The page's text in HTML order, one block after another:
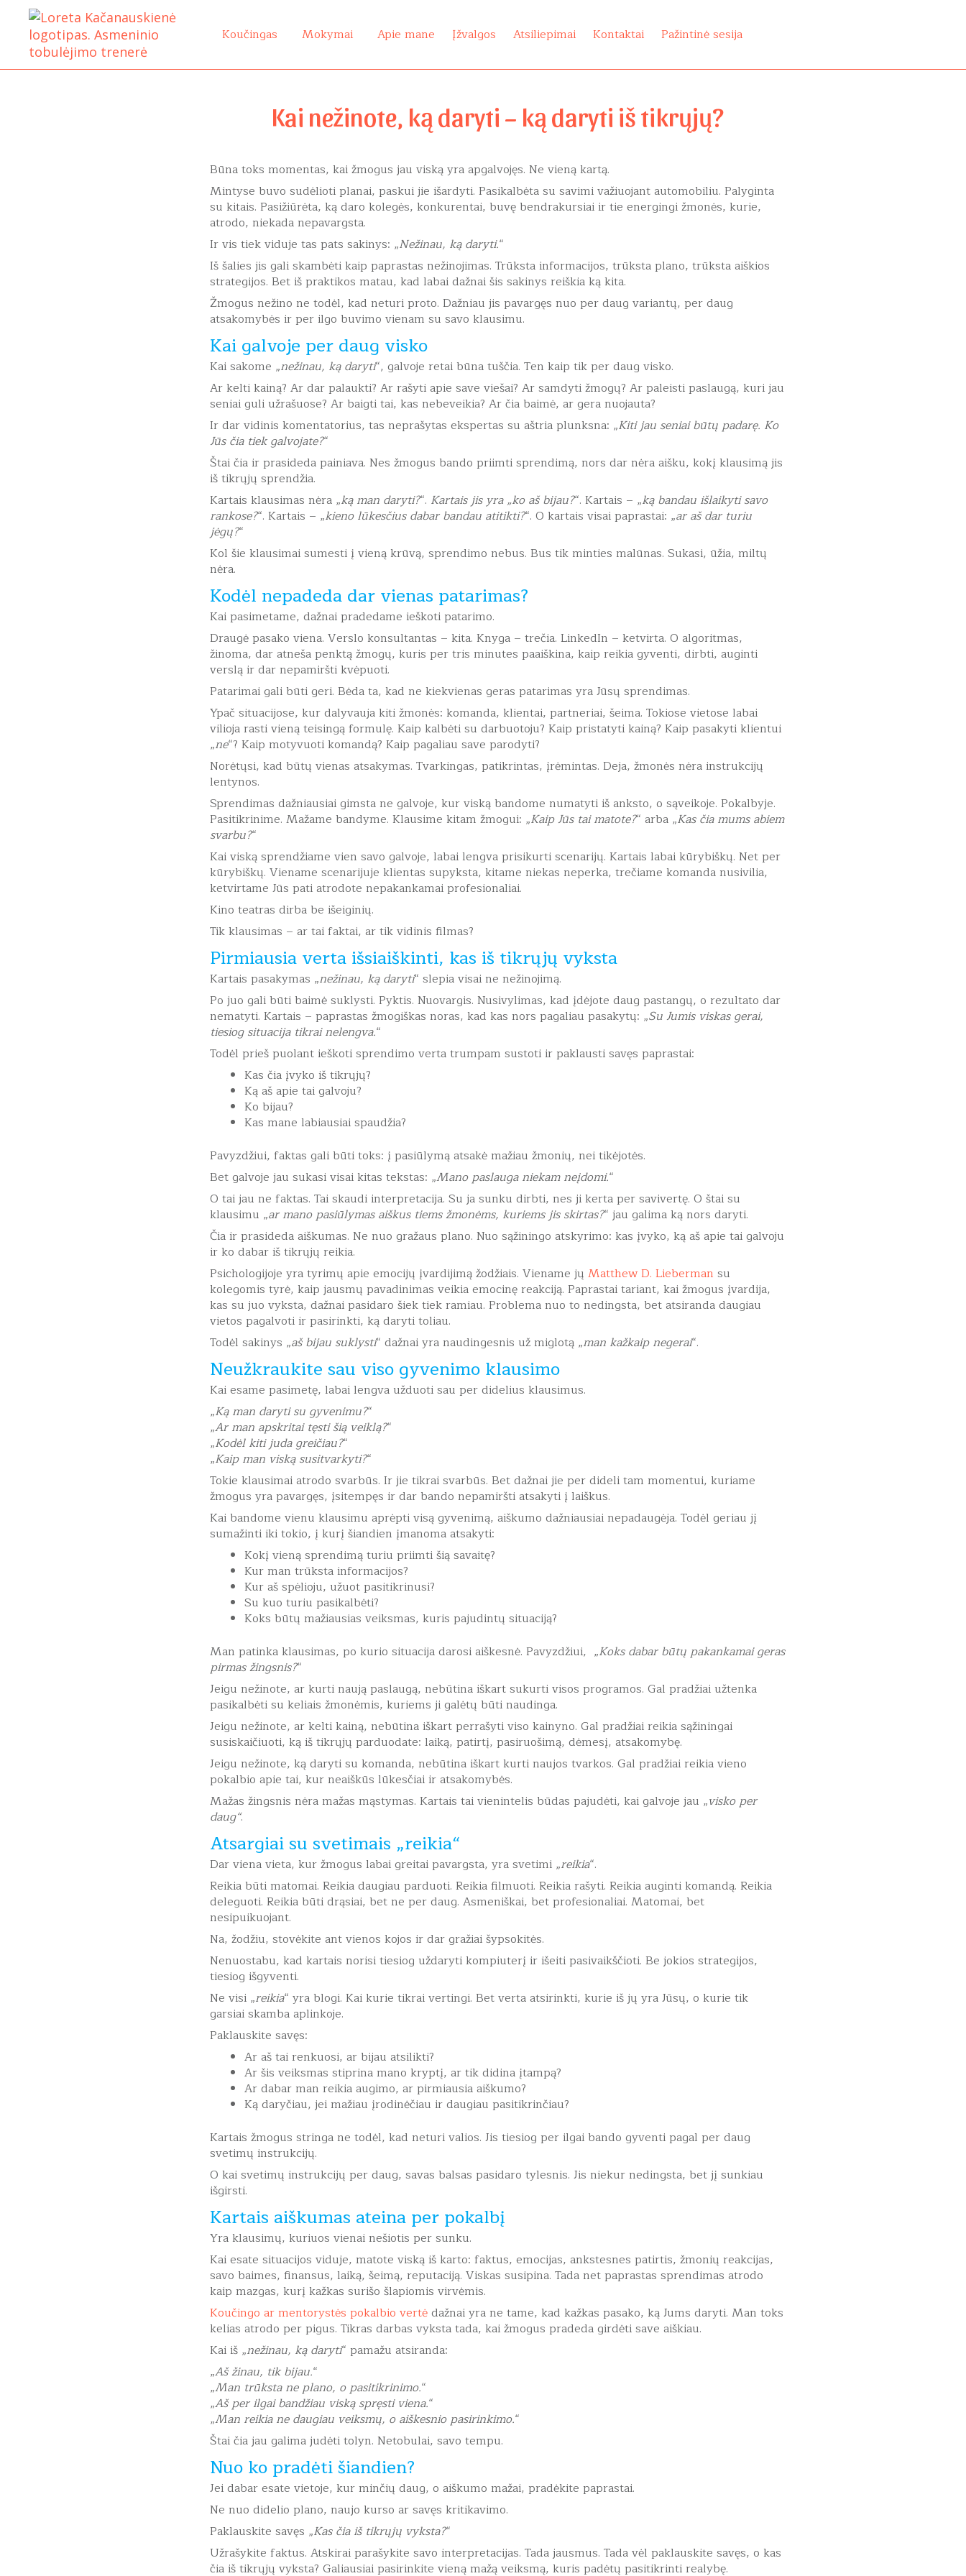
Pereiti
turinio
Koučingas Mokymai Apie mane Įžvalgos Atsiliepimai Kontaktai Pažintinė sesija
Kai nežinote, ką daryti – ką daryti iš tikrųjų?
Būna toks momentas, kai žmogus jau viską yra apgalvojęs. Ne vieną kartą.
Mintyse buvo sudėlioti planai, paskui jie išardyti. Pasikalbėta su savimi važiuojant automobiliu. Palyginta
su kitais. Pasižiūrėta, ką daro kolegės, konkurentai, buvę bendrakursiai ir tie energingi žmonės, kurie,
atrodo, niekada nepavargsta.
Ir vis tiek viduje tas pats sakinys: „Nežinau, ką daryti.“
Iš šalies jis gali skambėti kaip paprastas nežinojimas. Trūksta informacijos, trūksta plano, trūksta aiškios
strategijos. Bet iš praktikos matau, kad labai dažnai šis sakinys reiškia ką kita.
Žmogus nežino ne todėl, kad neturi proto. Dažniau jis pavargęs nuo per daug variantų, per daug
atsakomybės ir per ilgo buvimo vienam su savo klausimu.
Kai galvoje per daug visko
Kai sakome „nežinau, ką daryti“, galvoje retai būna tuščia. Ten kaip tik per daug visko.
Ar kelti kainą? Ar dar palaukti? Ar rašyti apie save viešai? Ar samdyti žmogų? Ar paleisti paslaugą, kuri jau
seniai guli užrašuose? Ar baigti tai, kas nebeveikia? Ar čia baimė, ar gera nuojauta?
Ir dar vidinis komentatorius, tas neprašytas ekspertas su aštria plunksna: „Kiti jau seniai būtų padarę. Ko
Jūs čia tiek galvojate?“
Štai čia ir prasideda painiava. Nes žmogus bando priimti sprendimą, nors dar nėra aišku, kokį klausimą jis
iš tikrųjų sprendžia.
Kartais klausimas nėra „ką man daryti?“. Kartais jis yra „ko aš bijau?“. Kartais – „ką bandau išlaikyti savo
rankose?“. Kartais – „kieno lūkesčius dabar bandau atitikti?“. O kartais visai paprastai: „ar aš dar turiu
jėgų?“
Kol šie klausimai sumesti į vieną krūvą, sprendimo nebus. Bus tik minties malūnas. Sukasi, ūžia, miltų
nėra.
Kodėl nepadeda dar vienas patarimas?
Kai pasimetame, dažnai pradedame ieškoti patarimo.
Draugė pasako viena. Verslo konsultantas – kita. Knyga – trečia. LinkedIn – ketvirta. O algoritmas,
žinoma, dar atneša penktą žmogų, kuris per tris minutes paaiškina, kaip reikia gyventi, dirbti, auginti
verslą ir dar nepamiršti kvėpuoti.
Patarimai gali būti geri. Bėda ta, kad ne kiekvienas geras patarimas yra Jūsų sprendimas.
Ypač situacijose, kur dalyvauja kiti žmonės: komanda, klientai, partneriai, šeima. Tokiose vietose labai
vilioja rasti vieną teisingą formulę. Kaip kalbėti su darbuotoju? Kaip pristatyti kainą? Kaip pasakyti klientui
„ne“? Kaip motyvuoti komandą? Kaip pagaliau save parodyti?
Norėtųsi, kad būtų vienas atsakymas. Tvarkingas, patikrintas, įrėmintas. Deja, žmonės nėra instrukcijų
lentynos.
Sprendimas dažniausiai gimsta ne galvoje, kur viską bandome numatyti iš anksto, o sąveikoje. Pokalbyje.
Pasitikrinime. Mažame bandyme. Klausime kitam žmogui: „Kaip Jūs tai matote?“ arba „Kas čia mums abiem
svarbu?“
Kai viską sprendžiame vien savo galvoje, labai lengva prisikurti scenarijų. Kartais labai kūrybiškų. Net per
kūrybiškų. Viename scenarijuje klientas supyksta, kitame niekas neperka, trečiame komanda nusivilia,
ketvirtame Jūs pati atrodote nepakankamai profesionaliai.
Kino teatras dirba be išeiginių.
Tik klausimas – ar tai faktai, ar tik vidinis filmas?
Pirmiausia verta išsiaiškinti, kas iš tikrųjų vyksta
Kartais pasakymas „nežinau, ką daryti“ slepia visai ne nežinojimą.
Po juo gali būti baimė suklysti. Pyktis. Nuovargis. Nusivylimas, kad įdėjote daug pastangų, o rezultato dar
nematyti. Kartais – paprastas žmogiškas noras, kad kas nors pagaliau pasakytų: „Su Jumis viskas gerai,
tiesiog situacija tikrai nelengva.“
Todėl prieš puolant ieškoti sprendimo verta trumpam sustoti ir paklausti savęs paprastai:
Kas čia įvyko iš tikrųjų?
Ką aš apie tai galvoju?
Ko bijau?
Kas mane labiausiai spaudžia?
Pavyzdžiui, faktas gali būti toks: į pasiūlymą atsakė mažiau žmonių, nei tikėjotės.
Bet galvoje jau sukasi visai kitas tekstas: „Mano paslauga niekam neįdomi.“
O tai jau ne faktas. Tai skaudi interpretacija. Su ja sunku dirbti, nes ji kerta per savivertę. O štai su
klausimu „ar mano pasiūlymas aiškus tiems žmonėms, kuriems jis skirtas?“ jau galima ką nors daryti.
Čia ir prasideda aiškumas. Ne nuo gražaus plano. Nuo sąžiningo atskyrimo: kas įvyko, ką aš apie tai galvoju
ir ko dabar iš tikrųjų reikia.
Psichologijoje yra tyrimų apie emocijų įvardijimą žodžiais. Viename jų Matthew D. Lieberman su
kolegomis tyrė, kaip jausmų pavadinimas veikia emocinę reakciją. Paprastai tariant, kai žmogus įvardija,
kas su juo vyksta, dažnai pasidaro šiek tiek ramiau. Problema nuo to nedingsta, bet atsiranda daugiau
vietos pagalvoti ir pasirinkti, ką daryti toliau.
Todėl sakinys „aš bijau suklysti“ dažnai yra naudingesnis už miglotą „man kažkaip negerai“.
Neužkraukite sau viso gyvenimo klausimo
Kai esame pasimetę, labai lengva užduoti sau per didelius klausimus.
„Ką man daryti su gyvenimu?“
„Ar man apskritai tęsti šią veiklą?“
„Kodėl kiti juda greičiau?“
„Kaip man viską susitvarkyti?“
Tokie klausimai atrodo svarbūs. Ir jie tikrai svarbūs. Bet dažnai jie per dideli tam momentui, kuriame
žmogus yra pavargęs, įsitempęs ir dar bando nepamiršti atsakyti į laiškus.
Kai bandome vienu klausimu aprėpti visą gyvenimą, aiškumo dažniausiai nepadaugėja. Todėl geriau jį
sumažinti iki tokio, į kurį šiandien įmanoma atsakyti:
Kokį vieną sprendimą turiu priimti šią savaitę?
Kur man trūksta informacijos?
Kur aš spėlioju, užuot pasitikrinusi?
Su kuo turiu pasikalbėti?
Koks būtų mažiausias veiksmas, kuris pajudintų situaciją?
Man patinka klausimas, po kurio situacija darosi aiškesnė. Pavyzdžiui, „Koks dabar būtų pakankamai geras
pirmas žingsnis?“
Jeigu nežinote, ar kurti naują paslaugą, nebūtina iškart sukurti visos programos. Gal pradžiai užtenka
pasikalbėti su keliais žmonėmis, kuriems ji galėtų būti naudinga.
Jeigu nežinote, ar kelti kainą, nebūtina iškart perrašyti viso kainyno. Gal pradžiai reikia sąžiningai
susiskaičiuoti, ką iš tikrųjų parduodate: laiką, patirtį, pasiruošimą, dėmesį, atsakomybę.
Jeigu nežinote, ką daryti su komanda, nebūtina iškart kurti naujos tvarkos. Gal pradžiai reikia vieno
pokalbio apie tai, kur neaiškūs lūkesčiai ir atsakomybės.
Mažas žingsnis nėra mažas mąstymas. Kartais tai vienintelis būdas pajudėti, kai galvoje jau „visko per
daug“.
Atsargiai su svetimais „reikia“
Dar viena vieta, kur žmogus labai greitai pavargsta, yra svetimi „reikia“.
Reikia būti matomai. Reikia daugiau parduoti. Reikia filmuoti. Reikia rašyti. Reikia auginti komandą. Reikia
deleguoti. Reikia būti drąsiai, bet ne per daug. Asmeniškai, bet profesionaliai. Matomai, bet
nesipuikuojant.
Na, žodžiu, stovėkite ant vienos kojos ir dar gražiai šypsokitės.
Nenuostabu, kad kartais norisi tiesiog uždaryti kompiuterį ir išeiti pasivaikščioti. Be jokios strategijos,
tiesiog išgyventi.
Ne visi „reikia“ yra blogi. Kai kurie tikrai vertingi. Bet verta atsirinkti, kurie iš jų yra Jūsų, o kurie tik
garsiai skamba aplinkoje.
Paklauskite savęs:
Ar aš tai renkuosi, ar bijau atsilikti?
Ar šis veiksmas stiprina mano kryptį, ar tik didina įtampą?
Ar dabar man reikia augimo, ar pirmiausia aiškumo?
Ką daryčiau, jei mažiau įrodinėčiau ir daugiau pasitikrinčiau?
Kartais žmogus stringa ne todėl, kad neturi valios. Jis tiesiog per ilgai bando gyventi pagal per daug
svetimų instrukcijų.
O kai svetimų instrukcijų per daug, savas balsas pasidaro tylesnis. Jis niekur nedingsta, bet jį sunkiau
išgirsti.
Kartais aiškumas ateina per pokalbį
Yra klausimų, kuriuos vienai nešiotis per sunku.
Kai esate situacijos viduje, matote viską iš karto: faktus, emocijas, ankstesnes patirtis, žmonių reakcijas,
savo baimes, finansus, laiką, šeimą, reputaciją. Viskas susipina. Tada net paprastas sprendimas atrodo
kaip mazgas, kurį kažkas surišo šlapiomis virvėmis.
Koučingo ar mentorystės pokalbio vertėdažnai yra ne tame, kad kažkas pasako, ką Jums daryti. Man toks
kelias atrodo per pigus. Tikras darbas vyksta tada, kai žmogus pradeda girdėti save aiškiau.
Kai iš „nežinau, ką daryti“ pamažu atsiranda:
„Aš žinau, tik bijau.“
„Man trūksta ne plano, o pasitikrinimo.“
„Aš per ilgai bandžiau viską spręsti viena.“
„Man reikia ne daugiau veiksmų, o aiškesnio pasirinkimo.“
Štai čia jau galima judėti tolyn. Netobulai, savo tempu.
Nuo ko pradėti šiandien?
Jei dabar esate vietoje, kur minčių daug, o aiškumo mažai, pradėkite paprastai.
Ne nuo didelio plano, naujo kurso ar savęs kritikavimo.
Paklauskite savęs „Kas čia iš tikrųjų vyksta?“
Užrašykite faktus. Atskirai parašykite savo interpretacijas. Tada jausmus. Tada vėl paklauskite savęs, o kas
čia iš tikrųjų vyksta? Galiausiai pasirinkite vieną mažą veiksmą, kuris padėtų pasitikrinti realybę.